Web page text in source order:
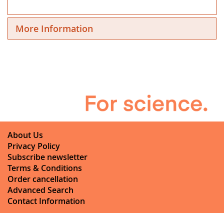
More Information
About Us
Privacy Policy
Subscribe newsletter
Terms & Conditions
Order cancellation
Advanced Search
Contact Information